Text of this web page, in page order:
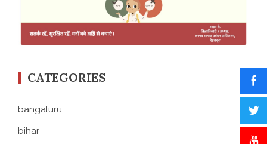
CATEGORIES
bangaluru
bihar